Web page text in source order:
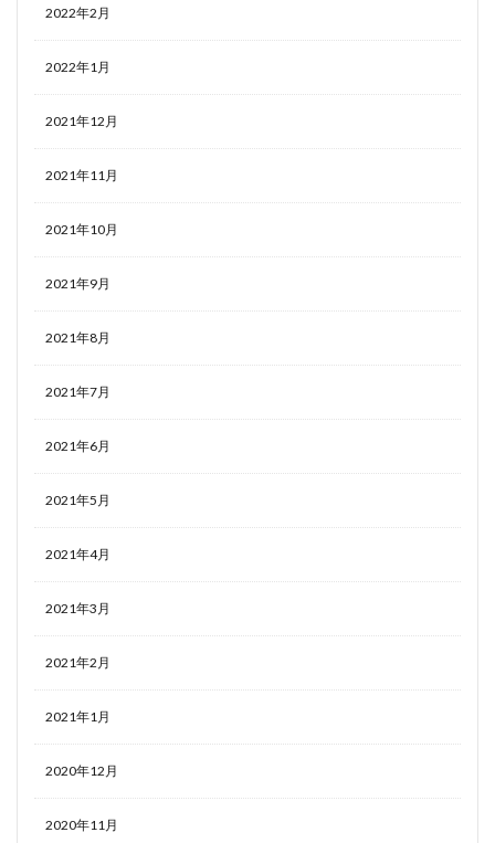
2022年2月
2022年1月
2021年12月
2021年11月
2021年10月
2021年9月
2021年8月
2021年7月
2021年6月
2021年5月
2021年4月
2021年3月
2021年2月
2021年1月
2020年12月
2020年11月